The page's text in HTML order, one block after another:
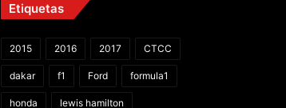
Etiquetas
2015 2016 2017 CTCC
dakar f1 Ford formula1
honda lewis hamilton